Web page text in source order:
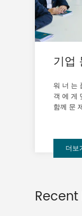
기업
워 너 는
객 에 게
함께 문
더보